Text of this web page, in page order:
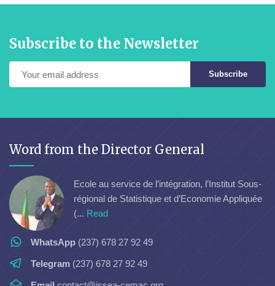
Subscribe to the Newsletter
Subscribe
Word from the Director General
Ecole au service de l’intégration, l’Institut Sous-
régional de Statistique et d’Economie Appliquée
(... Read
WhatsApp (237) 678 27 92 49
Telegram (237) 678 27 92 49